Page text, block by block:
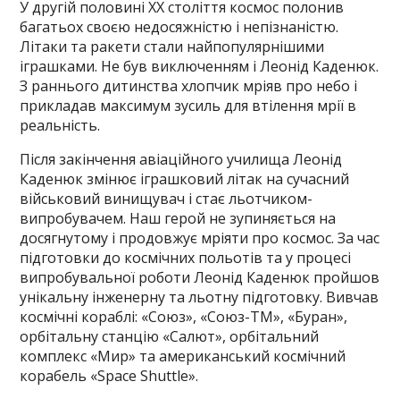
У другій половині ХХ століття космос полонив
багатьох своєю недосяжністю і непізнаністю.
Літаки та ракети стали найпопулярнішими
іграшками. Не був виключенням і Леонід Каденюк.
З раннього дитинства хлопчик мріяв про небо і
прикладав максимум зусиль для втілення мрії в
реальність.
Після закінчення авіаційного училища Леонід
Каденюк змінює іграшковий літак на сучасний
військовий винищувач і стає льотчиком-
випробувачем. Наш герой не зупиняється на
досягнутому і продовжує мріяти про космос. За час
підготовки до космічних польотів та у процесі
випробувальної роботи Леонід Каденюк пройшов
унікальну інженерну та льотну підготовку. Вивчав
космічні кораблі: «Союз», «Союз-ТМ», «Буран»,
орбітальну станцію «Салют», орбітальний
комплекс «Мир» та американський космічний
корабель «Space Shuttle».